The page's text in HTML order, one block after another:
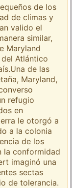
de los
de climas y
valido el
similar,
Maryland
Atlántico
de las
Maryland,
refugio
en
le otorgó a
a la colonia
de los
la conformidad
imaginó una
sectas
de tolerancia.